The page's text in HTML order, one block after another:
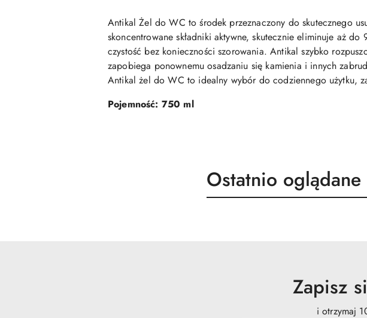
Antikal Żel do WC to środek przeznaczony do skutecznego
skoncentrowane składniki aktywne, skutecznie eliminuje aż
czystość bez konieczności szorowania. Antikal szybko
zapobiega ponownemu osadzaniu się kamienia i innych
Antikal żel do WC to idealny wybór do codziennego użytku,
Pojemność: 750 ml
Produkty
o
Ostatnio
Zapisz
i otrzymaj